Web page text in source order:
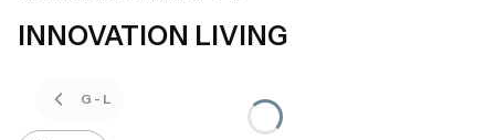
INNOVATION LIVING
G - L